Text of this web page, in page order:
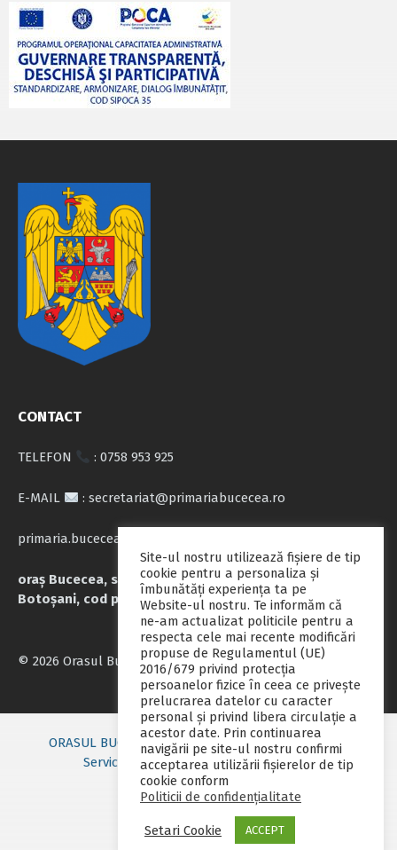
CONTACT
TELEFON : 0758 953 925
E-MAIL : secretariat@primariabucecea.ro
primaria.bucecea@yahoo.com
oraș Bucecea, str. Calea Națională nr.71, județul
Botoșani, cod poștal 717045
© 2026 Orasul Bucecea
ORASUL BUCECEA Primarie nou
Consiliul local
Servicii publice
Contact
Fii pregatit
Monitorul oficial local
Site-ul nostru utilizează fişiere de tip
cookie pentru a personaliza și
îmbunătăți experiența ta pe
Website-ul nostru. Te informăm că
ne-am actualizat politicile pentru a
respecta cele mai recente modificări
propuse de Regulamentul (UE)
2016/679 privind protecția
persoanelor fizice în ceea ce privește
prelucrarea datelor cu caracter
personal și privind libera circulație a
acestor date. Prin continuarea
navigării pe site-ul nostru confirmi
acceptarea utilizării fişierelor de tip
cookie conform
Politicii de confidențialitate
Setari Cookie ACCEPT